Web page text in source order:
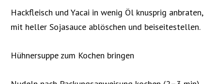
Hackfleisch und Yacai in wenig Öl knusprig anbraten,
mit heller Sojasauce ablöschen und beiseitestellen.
Hühnersuppe zum Kochen bringen